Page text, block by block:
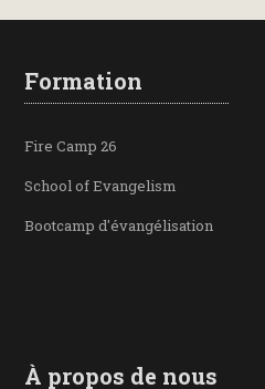
Formation
Fire Camp 26
School of Evangelism
Bootcamp d'évangélisation
À propos de nous